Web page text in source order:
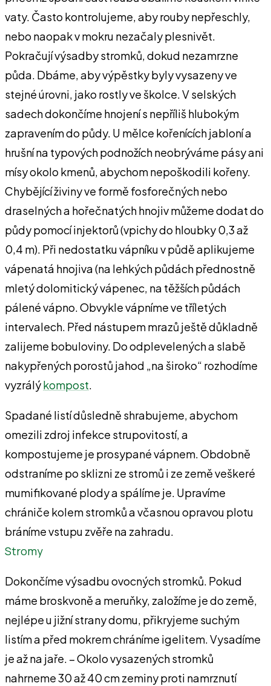
vaty. Často kontrolujeme, aby rouby nepřeschly,
nebo naopak v mokru nezačaly plesnivět.
Pokračují výsadby stromků, dokud nezamrzne
půda. Dbáme, aby výpěstky byly vysazeny ve
stejné úrovni, jako rostly ve školce. V selských
sadech dokončíme hnojení s nepříliš hlubokým
zapravením do půdy. U mělce kořenících jabloní a
hrušní na typových podnožích neobrýváme pásy ani
mísy okolo kmenů, abychom nepoškodili kořeny.
Chybějící živiny ve formě fosforečných nebo
draselných a hořečnatých hnojiv můžeme dodat do
půdy pomocí injektorů (vpichy do hloubky 0,3 až
0,4 m). Při nedostatku vápníku v půdě aplikujeme
vápenatá hnojiva (na lehkých půdách přednostně
mletý dolomitický vápenec, na těžších půdách
pálené vápno. Obvykle vápníme ve tříletých
intervalech. Před nástupem mrazů ještě důkladně
zalijeme bobuloviny. Do odplevelených a slabě
nakypřených porostů jahod „na široko“ rozhodíme
vyzrálýkompost.
Spadané listí důsledně shrabujeme, abychom
omezili zdroj infekce strupovitostí, a
kompostujeme je prosypané vápnem. Obdobně
odstraníme po sklizni ze stromů i ze země veškeré
mumifikované plody a spálíme je. Upravíme
chrániče kolem stromků a včasnou opravou plotu
bráníme vstupu zvěře na zahradu.
Stromy
Dokončíme výsadbu ovocných stromků. Pokud
máme broskvoně a meruňky, založíme je do země,
nejlépe u jižní strany domu, přikryjeme suchým
listím a před mokrem chráníme igelitem. Vysadíme
je až na jaře. – Okolo vysazených stromků
nahrneme 30 až 40 cm zeminy proti namrznutí